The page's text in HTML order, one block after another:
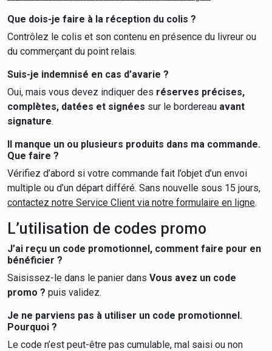
Que dois-je faire à la réception du colis ?
Contrôlez le colis et son contenu en présence du livreur ou
du commerçant du point relais.
Suis-je indemnisé en cas d’avarie ?
Oui, mais vous devez indiquer des réserves précises,
complètes, datées et signées sur le bordereau avant
signature.
Il manque un ou plusieurs produits dans ma commande.
Que faire ?
Vérifiez d’abord si votre commande fait l’objet d’un envoi
multiple ou d’un départ différé. Sans nouvelle sous 15 jours,
contactez notre Service Client via notre formulaire en ligne.
L’utilisation de codes promo
J’ai reçu un code promotionnel, comment faire pour en
bénéficier ?
Saisissez-le dans le panier dans Vous avez un code
promo ? puis validez.
Je ne parviens pas à utiliser un code promotionnel.
Pourquoi ?
Le code n’est peut-être pas cumulable, mal saisi ou non